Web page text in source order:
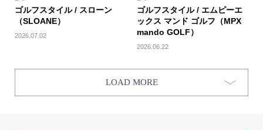
ゴルフスタイル / スローン
（SLOANE）
2026.07.02
ゴルフスタイル / エムピーエ
ックス マンド ゴルフ（MPX
mando GOLF）
2026.06.22
LOAD MORE